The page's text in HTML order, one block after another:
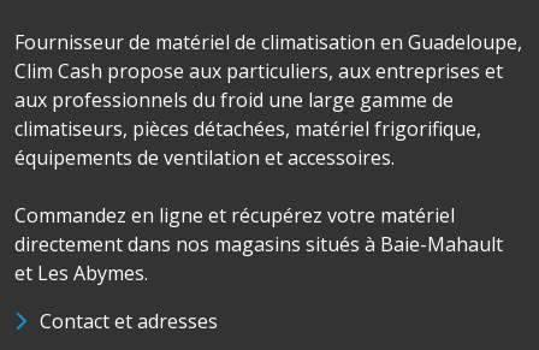
Fournisseur de matériel de climatisation en Guadeloupe,
Clim Cash propose aux particuliers, aux entreprises et
aux professionnels du froid une large gamme de
climatiseurs, pièces détachées, matériel frigorifique,
équipements de ventilation et accessoires.
Commandez en ligne et récupérez votre matériel
directement dans nos magasins situés à Baie-Mahault
et Les Abymes.
Contact et adresses